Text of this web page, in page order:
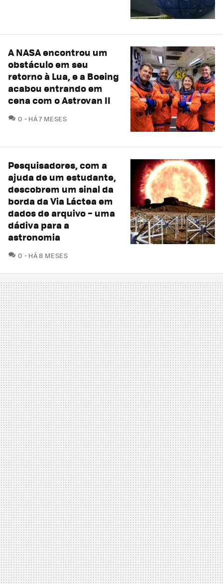
A NASA encontrou um
obstáculo em seu
retorno à Lua, e a Boeing
acabou entrando em
cena com o Astrovan II
0 COMENTÁRIOS
HÁ 7 MESES
Pesquisadores, com a
ajuda de um estudante,
descobrem um sinal da
borda da Via Láctea em
dados de arquivo – uma
dádiva para a
astronomia
0 COMENTÁRIOS
HÁ 8 MESES